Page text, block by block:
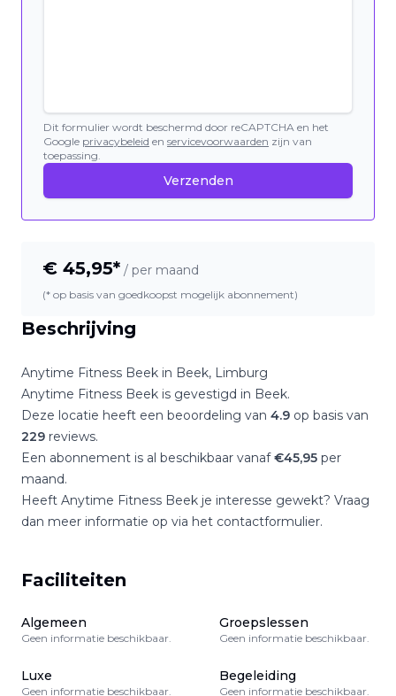
Beschrijving
Anytime Fitness Beek in Beek, Limburg
Anytime Fitness Beek is gevestigd in Beek.
Deze locatie heeft een beoordeling van 4.9 op basis van
229 reviews.
Een abonnement is al beschikbaar vanaf€45,95 per
maand.
Heeft Anytime Fitness Beek je interesse gewekt? Vraag
dan meer informatie op via het contactformulier.
Faciliteiten
Algemeen
Geen informatie beschikbaar.
Groepslessen
Geen informatie beschikbaar.
Luxe
Geen informatie beschikbaar.
Begeleiding
Geen informatie beschikbaar.
Dit formulier wordt beschermd door reCAPTCHA en het
Google privacybeleid en servicevoorwaarden zijn van
toepassing.
Verzenden
€ 45,95* / per maand
(* op basis van goedkoopst mogelijk abonnement)